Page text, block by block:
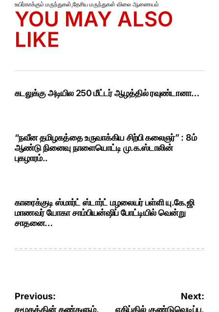
உயிர்காக்கும் மருந்துகள்,தேசிய மருந்துகள் விலை ஆணையம்
YOU MAY ALSO
LIKE
கடலுக்கு அடியில 250 மீட்டர் ஆழத்தில் ரவுண்டானா…
“நவீன தமிழகத்தை உருவாக்கிய சிற்பி கலைஞர்” : 8ம்
ஆண்டு நினைவு நாளையொட்டி மு.க.ஸ்டாலின்
புகழாரம்..
காரைக்குடி ஸ்மார்ட் ஸ்டார்ட் மழலையர் பள்ளி யு.கே.ஜி
மாணவர் யோகா சாம்பியன்ஷிப் போட்டியில் வென்று
சாதனை…
Post
Previous:
சமூகத்தின் கண்களும்,
Next:
எகிப்தில் குண்டுவெடிப்பு,